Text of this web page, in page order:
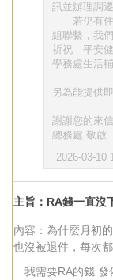
訊並辦理調遷
若仍有住
組聯繫，我
祈祝 平安
學務處生活輔
另為能提供
謝謝您的來信
總務處 敬啟
2026-03-10
主旨：RA錢一直沒
內容：為什麼月初
也沒被退件，每次
我需要RA的錢 發